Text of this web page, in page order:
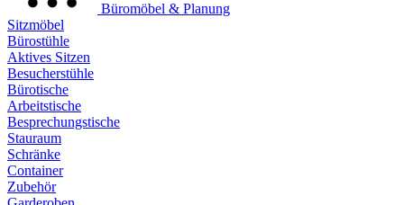
Büromöbel & Planung
Sitzmöbel
Bürostühle
Aktives Sitzen
Besucherstühle
Bürotische
Arbeitstische
Besprechungstische
Stauraum
Schränke
Container
Zubehör